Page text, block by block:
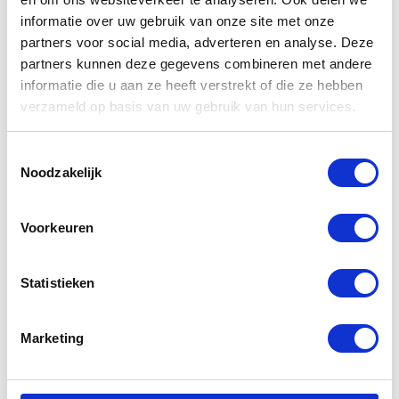
informatie over uw gebruik van onze site met onze
partners voor social media, adverteren en analyse. Deze
partners kunnen deze gegevens combineren met andere
informatie die u aan ze heeft verstrekt of die ze hebben
verzameld op basis van uw gebruik van hun services.
Noodzakelijk
Voorkeuren
Statistieken
Marketing
Gerelateerde
producten
GTX Jacket
Rukka Sample
Armadillo